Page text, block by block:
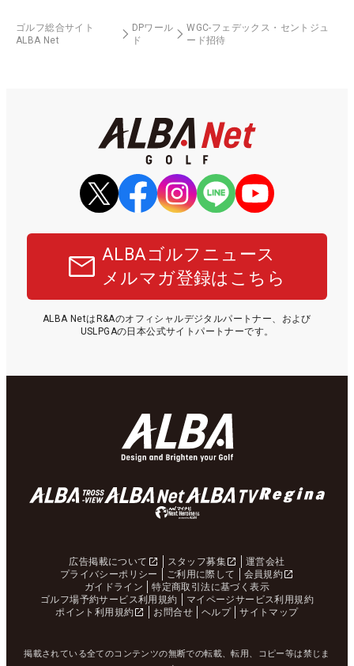
ゴルフ総合サイト
ALBA Net
DPワール
ド
WGC-フェデックス・セントジュ
ード招待
ALBAゴルフニュース
メルマガ登録はこちら
ALBA NetはR&Aのオフィシャルデジタルパートナー、および
USLPGAの日本公式サイトパートナーです。
広告掲載について スタッフ募集
運営会社
プライバシーポリシー
ご利用に際して
会員規約
ガイドライン
特定商取引法に基づく表示
ゴルフ場予約サービス利用規約
マイページサービス利用規約
ポイント利用規約
お問合せ ヘルプ サイトマップ
掲載されている全てのコンテンツの無断での転載、転用、コピー等は禁じま